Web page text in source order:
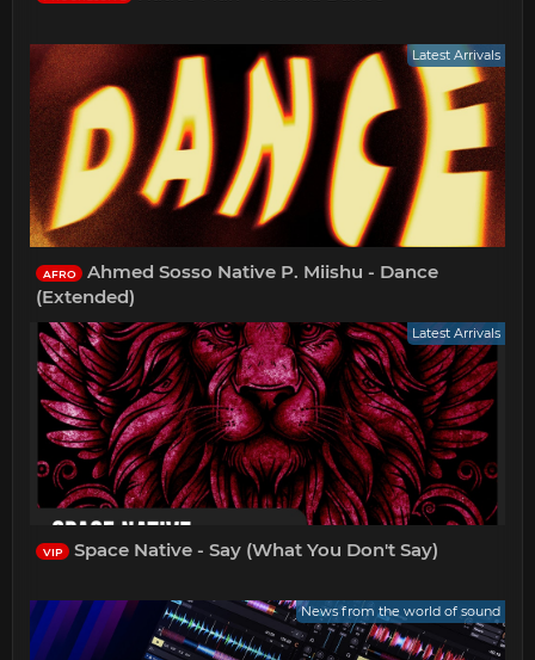
Latest Arrivals
AFRO
Ahmed Sosso Native P. Miishu - Dance
(Extended)
Latest Arrivals
VIP Space Native - Say (What You Don't Say)
News from the world of sound